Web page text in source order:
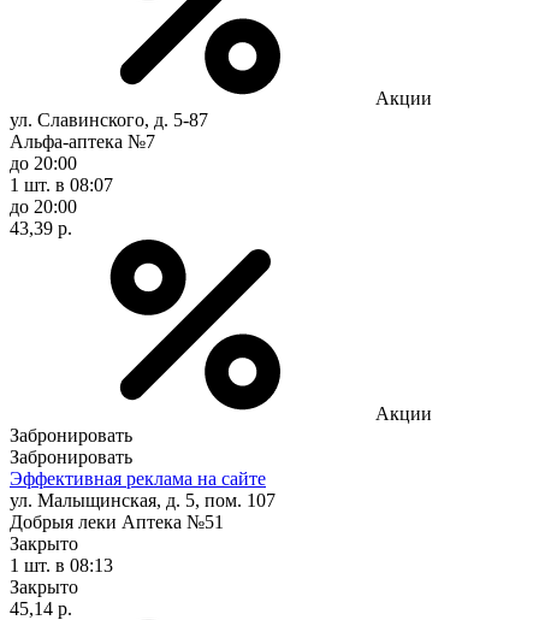
Акции
ул. Славинского, д. 5-87
Альфа-аптека №7
до 20:00
1 шт. в 08:07
до 20:00
43,39 р.
Акции
Забронировать
Забронировать
Эффективная реклама на сайте
ул. Малыщинская, д. 5, пом. 107
Добрыя леки Аптека №51
Закрыто
1 шт. в 08:13
Закрыто
45,14 р.